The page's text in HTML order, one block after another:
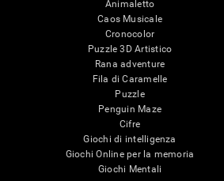
Animaletto
Caos Musicale
Cronocolor
Puzzle 3D Artistico
Rana adventure
Fila di Caramelle
Puzzle
Penguin Maze
Cifre
Giochi di intelligenza
Giochi Online per la memoria
Giochi Mentali